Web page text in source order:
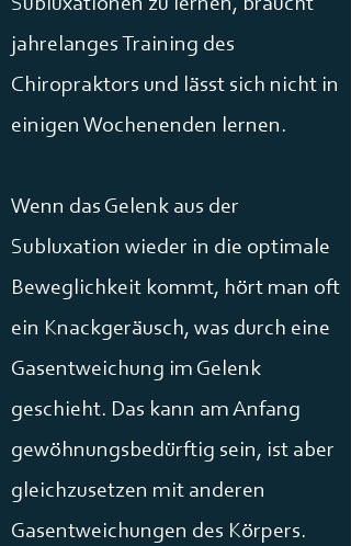
Subluxationen zu lernen, braucht
jahrelanges Training des
Chiropraktors und lässt sich nicht in
einigen Wochenenden lernen.
Wenn das Gelenk aus der
Subluxation wieder in die optimale
Beweglichkeit kommt, hört man oft
ein Knackgeräusch, was durch eine
Gasentweichung im Gelenk
geschieht. Das kann am Anfang
gewöhnungsbedürftig sein, ist aber
gleichzusetzen mit anderen
Gasentweichungen des Körpers.